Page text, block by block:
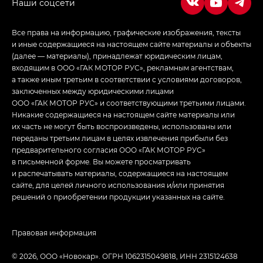
Все права на информацию, графические изображения, тексты
и иные содержащиеся на настоящем сайте материалы и объекты
(далее — материалы), принадлежат юридическим лицам,
входящим в ООО «ГАК МОТОР РУС», рекламным агентствам,
а также иным третьим в соответствии с условиями договоров,
заключенных между юридическими лицами
ООО «ГАК МОТОР РУС» и соответствующими третьими лицами.
Никакие содержащиеся на настоящем сайте материалы или
их часть не могут быть воспроизведены, использованы или
переданы третьим лицам в целях извлечения прибыли без
предварительного согласия ООО «ГАК МОТОР РУС»
в письменной форме. Вы можете просматривать
и распечатывать материалы, содержащиеся на настоящем
сайте, для целей личного использования и/или принятия
решений о приобретении продукции указанных на сайте.
© 2026, ООО «Новокар». ОГРН 1062315049818, ИНН 2315124638
Правовая информация